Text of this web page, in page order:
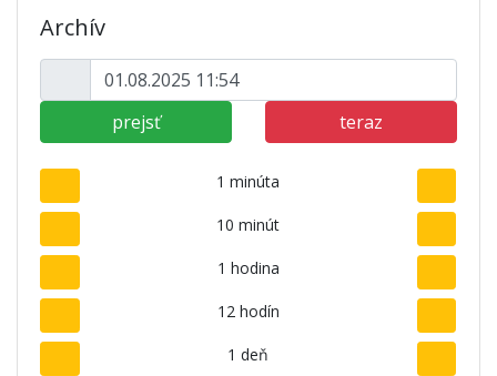
Archív
prejsť teraz
1 minúta
10 minút
1 hodina
12 hodín
1 deň